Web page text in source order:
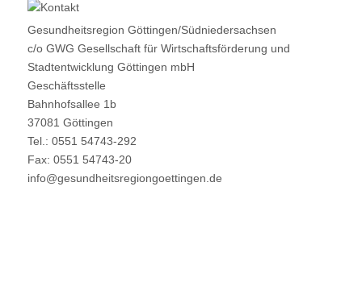
Gesundheitsregion Göttingen/Südniedersachsen
c/o GWG Gesellschaft für Wirtschaftsförderung und
Stadtentwicklung Göttingen mbH
Geschäftsstelle
Bahnhofsallee 1b
37081 Göttingen
Tel.: 0551 54743-292
Fax: 0551 54743-20
info@gesundheitsregiongoettingen.de